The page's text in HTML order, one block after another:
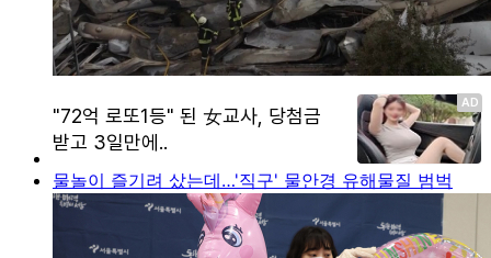
물놀이 즐기려 샀는데…'직구' 물안경 유해물질 범벅